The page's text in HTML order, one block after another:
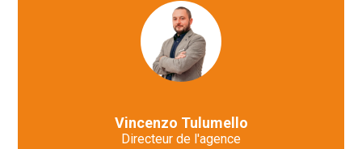
Vincenzo Tulumello
Directeur de l'agence